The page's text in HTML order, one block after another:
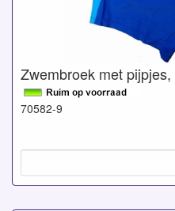
Zwembroek met
70582-9